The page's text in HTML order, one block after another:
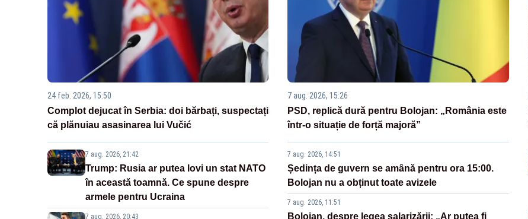
24 feb. 2026, 15:50
Complot dejucat în Serbia: doi bărbați, suspectați
că plănuiau asasinarea lui Vučić
7 aug. 2026, 21:42
Trump: Rusia ar putea lovi un stat NATO
în această toamnă. Ce spune despre
armele pentru Ucraina
7 aug. 2026, 20:43
7 aug. 2026, 15:26
PSD, replică dură pentru Bolojan: „România este
într-o situație de forță majoră”
7 aug. 2026, 14:51
Ședința de guvern se amână pentru ora 15:00.
Bolojan nu a obținut toate avizele
7 aug. 2026, 11:51
Bolojan, despre legea salarizării: „Ar putea fi